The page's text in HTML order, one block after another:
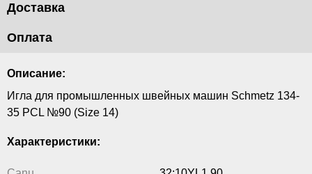
Доставка
Оплата
Описание:
Игла для промышленных швейных машин Schmetz 134-
35 PCL №90 (Size 14)
Характеристики: